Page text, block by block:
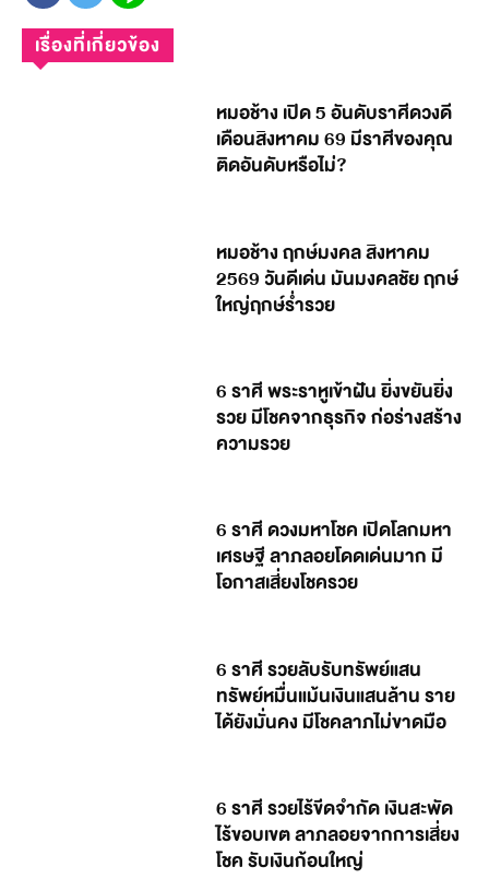
เรื่องที่เกี่ยวข้อง
หมอช้าง เปิด 5 อันดับราศีดวงดี
เดือนสิงหาคม 69 มีราศีของคุณ
ติดอันดับหรือไม่?
หมอช้าง ฤกษ์มงคล สิงหาคม
2569 วันดีเด่น มันมงคลชัย ฤกษ์
ใหญ่ฤกษ์ร่ำรวย
6 ราศี พระราหูเข้าฝัน ยิ่งขยันยิ่ง
รวย มีโชคจากธุรกิจ ก่อร่างสร้าง
ความรวย
6 ราศี ดวงมหาโชค เปิดโลกมหา
เศรษฐี ลาภลอยโดดเด่นมาก มี
โอกาสเสี่ยงโชครวย
6 ราศี รวยลับรับทรัพย์แสน
ทรัพย์หมื่นแม้นเงินแสนล้าน ราย
ได้ยังมั่นคง มีโชคลาภไม่ขาดมือ
6 ราศี รวยไร้ขีดจำกัด เงินสะพัด
ไร้ขอบเขต ลาภลอยจากการเสี่ยง
โชค รับเงินก้อนใหญ่